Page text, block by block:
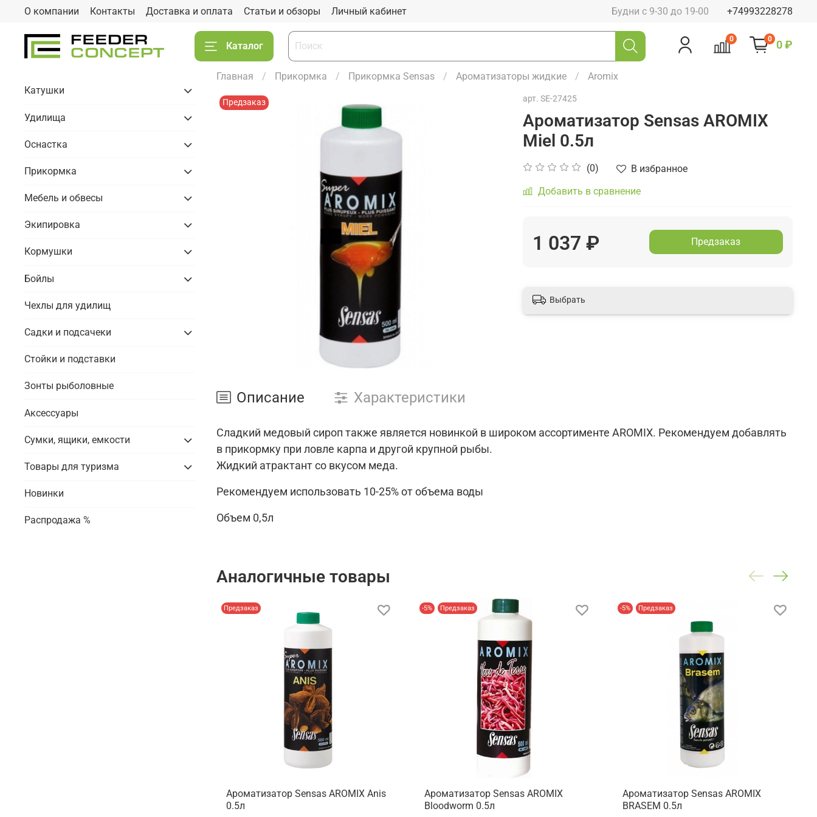
О компании Контакты Доставка и оплата Статьи и обзоры Личный кабинет Будни с 9-30 до 19-00 +74993228278
Каталог
0 0 0 ₽
Главная Прикормка Прикормка Sensas Ароматизаторы жидкие Aromix
Предзаказ арт. SE-27425
Ароматизатор Sensas AROMIX
Miel 0.5л
(0)
В избранное
Добавить в сравнение
1 037 ₽ Предзаказ
Выбрать
Описание Характеристики
Сладкий медовый сироп также является новинкой в широком ассортименте AROMIX. Рекомендуем добавлять
в прикормку при ловле карпа и другой крупной рыбы.
Жидкий атрактант со вкусом меда.
Рекомендуем использовать 10-25% от объема воды
Объем 0,5л
Аналогичные товары
Предзаказ
Ароматизатор Sensas AROMIX Anis
0.5л
-5% Предзаказ
Ароматизатор Sensas AROMIX
Bloodworm 0.5л
-5% Предзаказ
Ароматизатор Sensas AROMIX
BRASEM 0.5л
Катушки
Удилища
Оснастка
Прикормка
Мебель и обвесы
Экипировка
Кормушки
Бойлы
Чехлы для удилищ
Садки и подсачеки
Стойки и подставки
Зонты рыболовные
Аксессуары
Сумки, ящики, емкости
Товары для туризма
Новинки
Распродажа %